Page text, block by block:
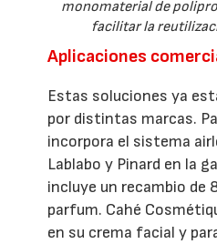
monomaterial de
facilitar la
Aplicaciones
Estas soluciones ya
por distintas marcas.
incorpora el sistema
Lablabo y Pinard en la
incluye un recambio de
parfum. Cahé
en su crema facial y